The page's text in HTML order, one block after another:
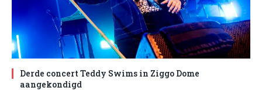
Derde concert Teddy Swims in Ziggo Dome
aangekondigd